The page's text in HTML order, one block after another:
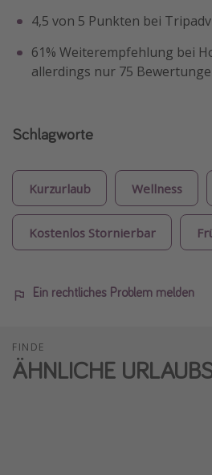
4,5 von 5 Punkten bei
61% Weiterempfehlung bei
allerdings nur 75
Schlagworte
Kurzurlaub Wellness
Kostenlos Stornierbar
Ein rechtliches Problem melden
FINDE
ÄHNLICHE